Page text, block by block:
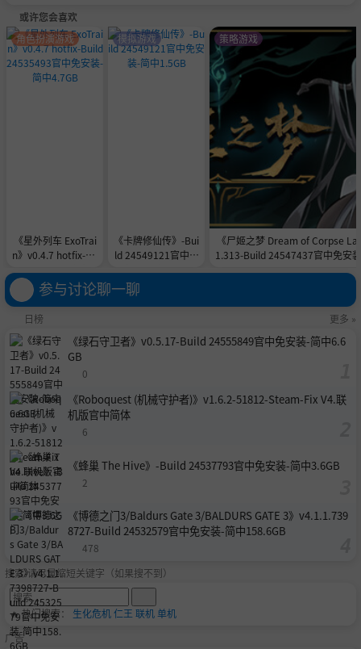
或许您会喜欢
《星外列车 ExoTrai
n》v0.4.7 hotfix-Bu
安装-简中4.7GB
角色扮演游戏
《卡牌修仙传》-Bui
ld 24549121官中免
模拟游戏
《尸姬之梦 Dream of Corpse
1.313-Build 24547437官中免安
策略游戏
参与讨论聊一聊
日榜 更多 »
《绿石守卫者》v0.5.17-Build 24555849官中免安装-简中6.6
GB
0
《Roboquest (机械守护者)》v1.6.2-51812-Steam-Fix V4.联
机版官中简体
6
《蜂巢 The Hive》-Build 24537793官中免安装-简中3.6GB
2
《博德之门3/Baldurs Gate 3/BALDURS GATE 3》v4.1.1.739
8727-Build 24532579官中免安装-简中158.6GB
478
搜索-请尽量缩短关键字（如果搜不到）
🔥 热门搜索： 生化危机仁王 联机单机
广告